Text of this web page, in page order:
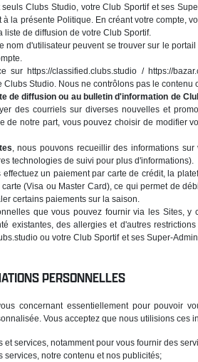
Clubs Studio, votre Club Sportif et ses
la présente Politique. En créant votre compte,
liste de diffusion de votre Club Sportif.
nom d'utilisateur peuvent se trouver sur le
sur https://classified.clubs.studio / https://
Studio. Nous ne contrôlons pas le
de diffusion ou au bulletin d'information de
des courriels sur diverses nouvelles et
de notre part, vous pouvez choisir de modifier
, nous pouvons recueillir des informations
technologies de suivi pour plus d'informations).
effectuez un paiement par carte de crédit, la
(Visa ou Master Card), ce qui permet de
certains paiements sur la saison.
que vous pouvez fournir via les Sites,
existantes, des allergies et d'autres
ou votre Club Sportif et ses Super-
PERSONNELLES
concernant essentiellement pour pouvoir
Vous acceptez que nous utilisions ces
et services, notamment pour vous fournir des
notre contenu et nos publicités;